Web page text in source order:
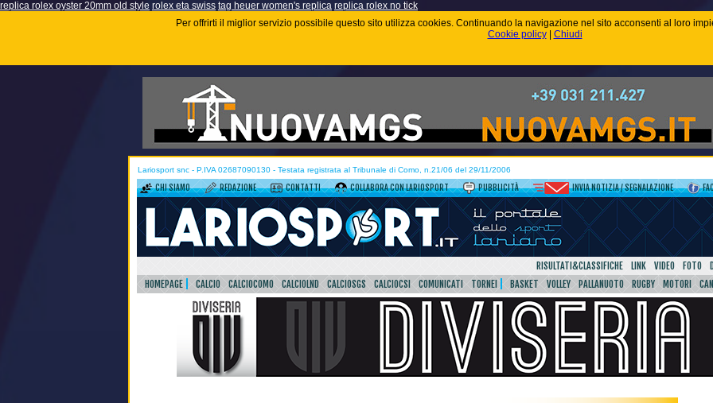
replica rolex oyster 20mm old style rolex eta swiss tag heuer women's replica replica rolex no tick
Per offrirti il miglior servizio possibile questo sito utilizza cookies. Continuando la navigazione nel sito acconsenti al loro
Cookie policy| Chiudi
Lariosport snc - P.IVA 02687090130 - Testata registrata al Tribunale di Como, n.21/06 del 29/11/2006
CHI SIAMO REDAZIONE CONTATTI COLLABORA CON LARIOSPORT PUBBLICITÀ INVIA NOTIZIA / SEGNALAZIONE
RISULTATI&CLASSIFICHE LINK VIDEO FOTO
HOMEPAGE
CALCIO CALCIOCOMO CALCIOLND CALCIOSGS CALCIOCSI COMUNICATI TORNEI BASKET VOLLEY PALLANUOTO RUGBY MOTORI